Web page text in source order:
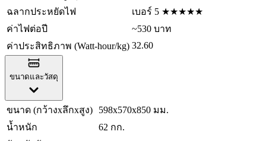
ฉลากประหยัดไฟ
เบอร์ 5 ★★★★★
ค่าไฟต่อปี
~530 บาท
ค่าประสิทธิภาพ (Watt-hour/kg) 32.60
ขนาดและวัสดุ
ขนาด (กว้างxลึกxสูง)
598x570x850 มม.
น้ำหนัก
62 กก.